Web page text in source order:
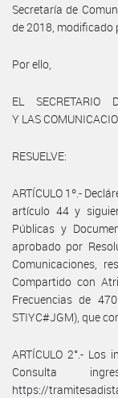
Secretaría de
de 2018, modificado
Por ello,
EL SECRETARIO
Y LAS
RESUELVE:
ARTÍCULO 1º.-
artículo 44 y
Públicas y
aprobado por
Comunicaciones,
Compartido con
Frecuencias de
STIYC#JGM), que
ARTÍCULO 2°.-
Consulta
https://